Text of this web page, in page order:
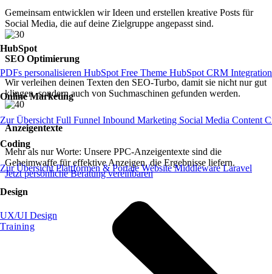
HubSpot
PDFs personalisieren HubSpot Free Theme HubSpot CRM
Online Marketing
Zur Übersicht Full Funnel Inbound Marketing Social Media Content
Coding
Zur ÜbersichtPlattformen & PortaleWebsiteMiddlewareLaravel
Design
UX/UI Design
Training
Gemeinsam entwicklen wir Ideen und erstellen kreative Posts für
Social Media, die auf deine Zielgruppe angepasst sind.
SEO Optimierung
Wir verleihen deinen Texten den SEO-Turbo, damit sie nicht nur gut
klingen, sondern auch von Suchmaschinen gefunden werden.
Anzeigentexte
Mehr als nur Worte: Unsere PPC-Anzeigentexte sind die
Geheimwaffe für effektive Anzeigen, die Ergebnisse liefern.
Jetzt persönliche Beratung vereinbaren